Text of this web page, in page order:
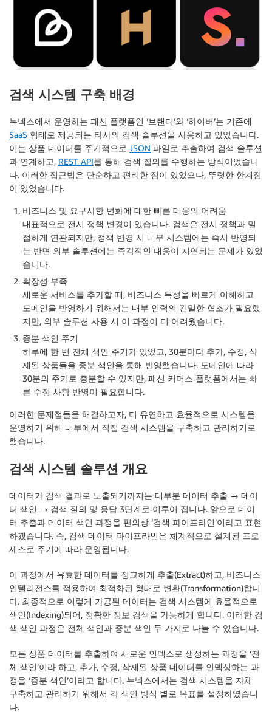
검색 시스템 구축 배경
뉴넥스에서 운영하는 패션 플랫폼인 ‘브랜디’와 ‘하이버’는 기존에
SaaS 형태로 제공되는 타사의 검색 솔루션을 사용하고 있었습니다.
이는 상품 데이터를 주기적으로 JSON 파일로 추출하여 검색 솔루션
과 연계하고, REST API를 통해 검색 질의를 수행하는 방식이었습니
다. 이러한 접근법은 단순하고 편리한 점이 있었으나, 뚜렷한 한계점
이 있었습니다.
비즈니스 및 요구사항 변화에 대한 빠른 대응의 어려움
대표적으로 전시 정책 변경이 있습니다. 검색은 전시 정책과 밀
접하게 연관되지만, 정책 변경 시 내부 시스템에는 즉시 반영되
는 반면 외부 솔루션에는 즉각적인 대응이 지연되는 문제가 있었
습니다.
확장성 부족
새로운 서비스를 추가할 때, 비즈니스 특성을 빠르게 이해하고
도메인을 반영하기 위해서는 내부 인력의 긴밀한 협조가 필요했
지만, 외부 솔루션 사용 시 이 과정이 더 어려웠습니다.
증분 색인 주기
하루에 한 번 전체 색인 주기가 있었고, 30분마다 추가, 수정, 삭
제된 상품들을 증분 색인을 통해 반영했습니다. 도메인에 따라
30분의 주기로 충분할 수 있지만, 패션 커머스 플랫폼에서는 빠
른 수정 사항 반영이 필요합니다.
이러한 문제점들을 해결하고자, 더 유연하고 효율적으로 시스템을
운영하기 위해 내부에서 직접 검색 시스템을 구축하고 관리하기로
했습니다.
검색 시스템 솔루션 개요
데이터가 검색 결과로 노출되기까지는 대부분 데이터 추출 → 데이
터 색인 → 검색 질의 및 응답 3단계로 이루어 집니다. 앞으로 데이
터 추출과 데이터 색인 과정을 편의상 ‘검색 파이프라인’이라고 표현
하겠습니다. 즉, 검색 데이터 파이프라인은 체계적으로 설계된 프로
세스로 주기에 따라 운영됩니다.
이 과정에서 유효한 데이터를 정교하게 추출(Extract)하고, 비즈니스
인텔리전스를 적용하여 최적화된 형태로 변환(Transformation)합니
다. 최종적으로 이렇게 가공된 데이터는 검색 시스템에 효율적으로
색인(Indexing)되어, 정확한 정보 검색을 가능하게 합니다. 이러한 검
색 색인 과정은 전체 색인과 증분 색인 두 가지로 나눌 수 있습니다.
모든 상품 데이터를 추출하여 새로운 인덱스로 생성하는 과정을 ‘전
체 색인’이라 하고, 추가, 수정, 삭제된 상품 데이터를 인덱싱하는 과
정을 ‘증분 색인’이라고 합니다. 뉴넥스에서는 검색 시스템을 자체
구축하고 관리하기 위해서 각 색인 방식 별로 목표를 설정하였습니
다.